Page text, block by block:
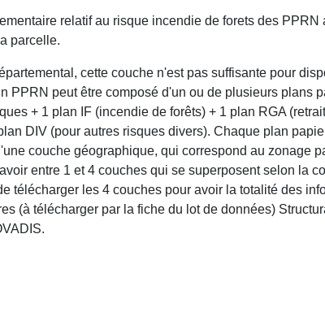
relatif au risque incendie de forets des PPRN
parcelle.
cette couche n'est pas suffisante pour
PPRN peut être composé d'un ou de plusieurs plans
+ 1 plan IF (incendie de forêts) + 1 plan RGA
DIV (pour autres risques divers). Chaque plan
couche géographique, qui correspond au zonage
entre 1 et 4 couches qui se superposent selon la
télécharger les 4 couches pour avoir la totalité des
(à télécharger par la fiche du lot de données)